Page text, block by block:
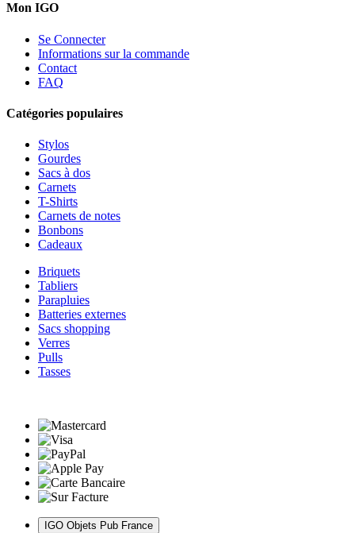
Mon IGO
Se Connecter
Informations sur la commande
Contact
FAQ
Catégories populaires
Stylos
Gourdes
Sacs à dos
Carnets
T-Shirts
Carnets de notes
Bonbons
Cadeaux
Briquets
Tabliers
Parapluies
Batteries externes
Sacs shopping
Verres
Pulls
Tasses
IGO Objets Pub France